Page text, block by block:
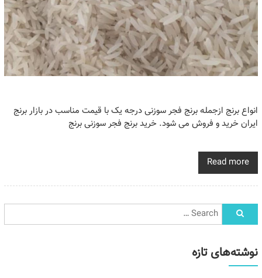
انواع برنج ازجمله برنج فجر سوزنی درجه یک با قیمت مناسب در بازار برنج
ایران خرید و فروش می شود. خرید برنج فجر سوزنی برنج
Read more
نوشته‌های تازه